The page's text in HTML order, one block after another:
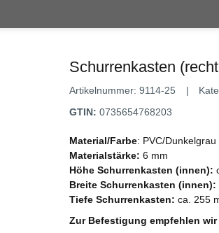
Schurrenkasten
Artikelnummer: 9114-25
GTIN: 0735654768203
Material/Farbe: PVC/Dunkelgrau
Materialstärke: 6 mm
Höhe Schurrenkasten (innen):
Breite Schurrenkasten (innen):
Tiefe Schurrenkasten: ca. 255
Zur Befestigung empfehlen wir